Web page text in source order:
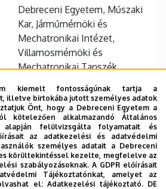
Debreceni Egyetem, Műszaki
Kar, Járműmérnöki és
Mechatronikai Intézet,
Villamosmérnöki és
Mechatronikai Tanszék
+36 52 512 900 77796
mayart@eng.unideb.hu
4028 Debrecen Ótemető utca
2-4
Műszaki Kar "A" épület
kiemelt fontosságúnak tartja a
illetve birtokába jutott személyes adatok
Önt, hogy a Debreceni Egyetem a
kötelezően alkalmazandó Általános
alapján felülvizsgálta folyamatait és
az adatkezelési és adatvédelmi
személyes adatait a Debreceni
körültekintéssel kezelte, megfelelve az
szabályozásoknak. A GDPR előírásait
Tájékoztatónkat, amelyet az
el:Adatkezelési tájékoztató. DE